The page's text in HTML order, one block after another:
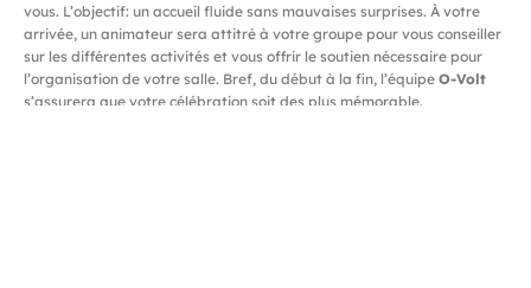
vous. L’objectif: un accueil fluide sans mauvaises surprises. À votre
arrivée, un animateur sera attitré à votre groupe pour vous conseiller
sur les différentes activités et vous offrir le soutien nécessaire pour
l’organisation de votre salle. Bref, du début à la fin, l’équipe O-Volt
s’assurera que votre célébration soit des plus mémorable.